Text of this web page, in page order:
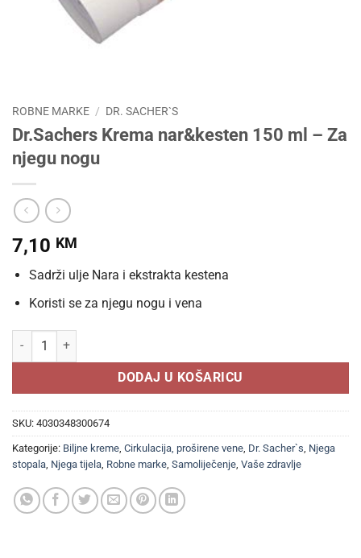
ROBNE MARKE / DR. SACHER`S
Dr.Sachers Krema nar&kesten 150 ml – Za
njegu nogu
7,10 KM
Sadrži ulje Nara i ekstrakta kestena
Koristi se za njegu nogu i vena
Dr.Sachers Krema nar&kesten 150 ml - Za njegu nogu količina
DODAJ U KOŠARICU
SKU: 4030348300674
Kategorije: Biljne kreme Cirkulacija, proširene vene Dr. Sacher`s Njega
stopala Njega tijela Robne marke Samoliječenje Vaše zdravlje